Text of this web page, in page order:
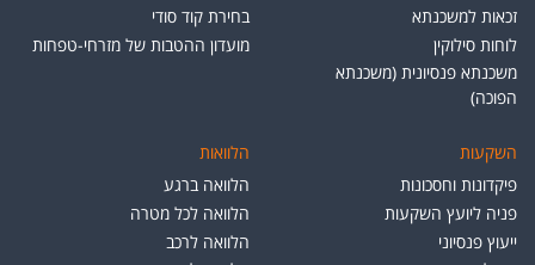
זכאות למשכנתא
לוחות סילוקין
משכנתא פנסיונית (משכנתא
הפוכה)
בחירת קוד סודי
מועדון ההטבות של מזרחי-טפחות
השקעות
פיקדונות וחסכונות
פניה ליועץ השקעות
ייעוץ פנסיוני
הלוואות
הלוואה ברגע
הלוואה לכל מטרה
הלוואה לרכב